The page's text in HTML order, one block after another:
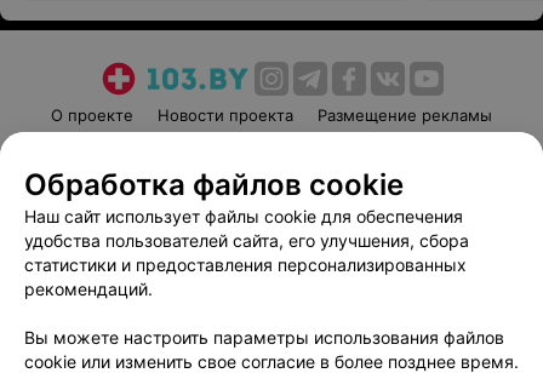
О проекте Новости проекта
Размещение рекламы
Пользовательское соглашение
Способы оплаты
Вакансии
Партнеры
Написать руководителю 103.by
Обработка персональных данных
Обработка файлов cookie
Наш сайт использует файлы cookie для обеспечения
удобства пользователей сайта, его улучшения, сбора
статистики и предоставления персонализированных
рекомендаций.
Вы можете настроить параметры использования файлов
cookie или изменить свое согласие в более позднее время.